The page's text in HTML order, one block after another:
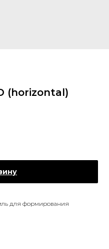
(horizontal)
для формирования